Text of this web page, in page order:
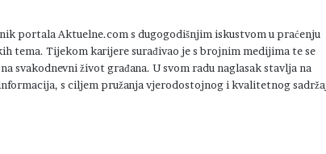
portala Aktuelne.com s dugogodišnjim iskustvom u praćenju
tema. Tijekom karijere surađivao je s brojnim medijima te se
svakodnevni život građana. U svom radu naglasak stavlja na
s ciljem pružanja vjerodostojnog i kvalitetnog